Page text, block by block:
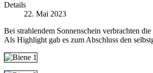
Details
22. Mai 2023
Bei strahlendem Sonnenschein verbrachten
Als Highlight gab es zum Abschluss den